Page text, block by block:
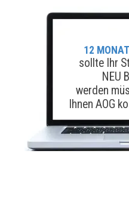
12
sollte Ihr
NEU
werden
Ihnen AOG